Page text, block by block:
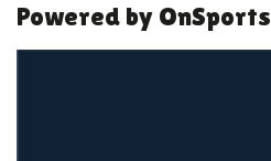
Powered by OnSports